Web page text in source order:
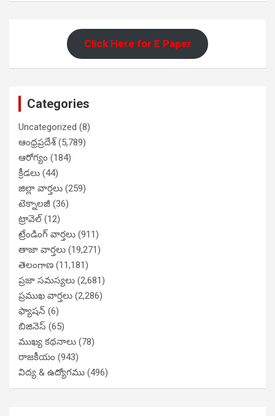
Click Here for E Paper
Categories
Uncategorized (8)
ఆంధ్రప్రదేశ్(5,789)
ఆరోగ్యం (184)
క్రీడలు (44)
జిల్లా వార్తలు (259)
టెక్నాలజీ (36)
ట్రావెల్(12)
ట్రేండింగ్ వార్తలు (911)
తాజా వార్తలు (19,271)
తెలంగాణ (11,181)
ప్రజా సమస్యలు (2,681)
ప్రముఖ వార్తలు (2,286)
ఫ్యాషన్ (6)
బిజినెస్ (65)
ముఖ్య కథనాలు (78)
రాజకీయం (943)
విద్య & ఉద్యోగము (496)